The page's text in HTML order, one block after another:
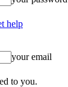
help
your email
to you.